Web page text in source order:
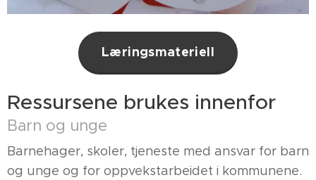
Læringsmateriell
Ressursene brukes innenfor
Barn og unge
Barnehager, skoler, tjeneste med ansvar for barn
og unge og for oppvekstarbeidet i kommunene.